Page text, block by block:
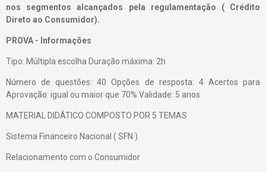
nos segmentos alcançados pela regulamentação ( Crédito
Direto ao Consumidor).
PROVA - Informações
Tipo: Múltipla escolha Duração máxima: 2h
Número de questões: 40 Opções de resposta: 4 Acertos para
Aprovação: igual ou maior que 70% Validade: 5 anos
MATERIAL DIDÁTICO COMPOSTO POR 5 TEMAS
Sistema Financeiro Nacional ( SFN )
Relacionamento com o Consumidor